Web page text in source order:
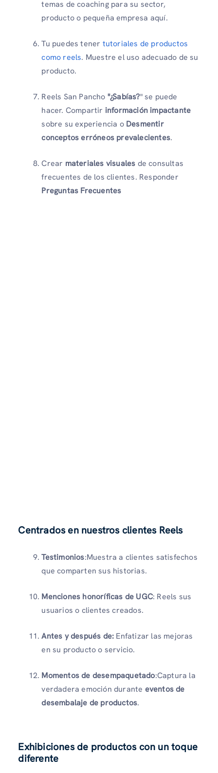
temas de coaching para su sector,
producto o pequeña empresa aquí.
Tu puedes tener tutoriales de productos
como reels. Muestre el uso adecuado de su
producto.
Reels San Pancho "¿Sabías?" se puede
hacer. Compartir información impactante
sobre su experiencia o Desmentir
conceptos erróneos prevalecientes.
Crear materiales visuales de consultas
frecuentes de los clientes. Responder
Preguntas Frecuentes
Centrados en nuestros clientes Reels
Testimonios:Muestra a clientes satisfechos
que comparten sus historias.
Menciones honoríficas de UGC: Reels sus
usuarios o clientes creados.
Antes y después de: Enfatizar las mejoras
en su producto o servicio.
Momentos de desempaquetado:Captura la
verdadera emoción durante eventos de
desembalaje de productos.
Exhibiciones de productos con un toque
diferente